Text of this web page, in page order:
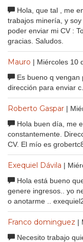
Hola, que tal , me
trabajos minería, y
poder enviar mi CV :
gracias. Saludos.
Mauro | Miércoles 10
Es bueno q vengan
dirección para enviar
Roberto Gaspar |
Hola buen día, me
constantemente.
CV. El mío es
Exequiel Dávila |
Hola está bueno
genere ingresos.. yo
o anotarme ..
Franco dominguez |
Necesito trabajo